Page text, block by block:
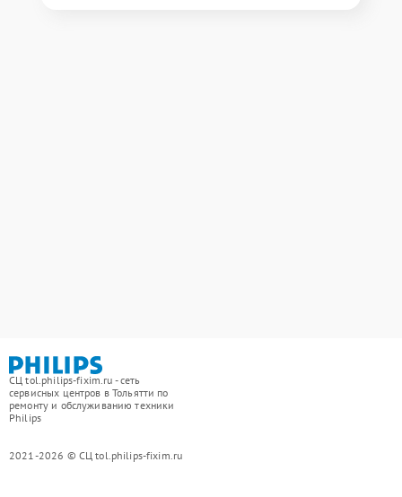
СЦ tol.philips-fixim.ru - сеть
сервисных центров в Тольятти по
ремонту и обслуживанию техники
Philips
2021-2026 © СЦ tol.philips-fixim.ru